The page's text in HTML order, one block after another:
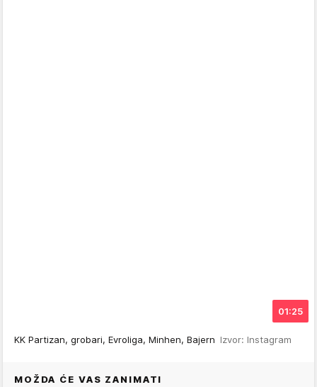
01:25
KK Partizan, grobari, Evroliga, Minhen, Bajern Izvor: Instagram
MOŽDA ĆE VAS ZANIMATI